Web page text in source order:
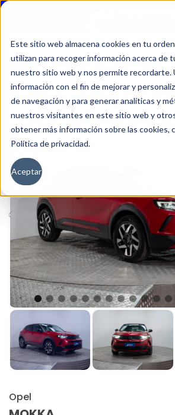
Este sitio web almacena cookies en tu
utilizan para recoger información acerca de
nuestro sitio web y nos permite recordarte.
información con el fin de mejorar y
de navegación y para generar analíticas y
nuestros visitantes en este sitio web y
obtener más información sobre las cookies,
Política de privacidad.
Aceptar
Inicio Autos
Opel